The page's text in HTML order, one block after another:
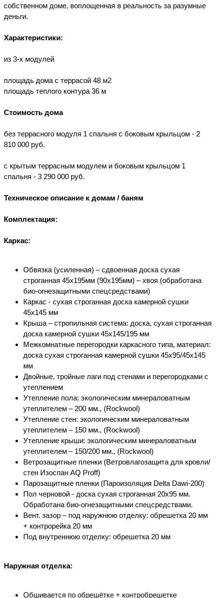
собственном доме, воплощенная в реальность за разумные
деньги.
Характеристики:
из 3-х модулей
площадь дома с террасой 48 м2
площадь теплого контура 36 м
Стоимость дома
без террасного модуля 1 спальня с боковым крыльцом - 2
810 000 руб.
с крытым террасным модулем и боковым крыльцом 1
спальня - 3 290 000 руб.
Техническое описание к домам / баням
Комплектация:
Каркас:
Обвязка (усиленная) – сдвоенная доска сухая
строганная 45х195мм (90х195мм) – хвоя (обработана
био-огнезащитными спецсредствами)
Каркас - сухая строганная доска камерной сушки
45х145 мм
Крыша – стропильная система: доска, сухая строганная
доска камерной сушки 45х145/195 мм
Межкомнатные перегородки каркасного типа, материал:
доска сухая строганная камерной сушки 45х95/45х145
мм
Двойные, тройные лаги под стенами и перегородками с
утеплением
Утепление пола: экологическим минераловатным
утеплителем – 200 мм., (Rockwool)
Утепление стен: экологическим минераловатным
утеплителем – 150 мм., (Rockwool)
Утепление крыши: экологическим минераловатным
утеплителем – 150/200 мм., (Rockwool)
Ветрозащитные пленки (Ветровлагозащита для кровли/
стен Изоспан AQ Proff)
Парозащитные пленки (Пароизоляция Delta Dawi-200)
Пол черновой - доска сухая строганная 20х95 мм.
Обработана био-огнезащитными спецсредствами.
Вент. зазор – под наружнюю отделку: обрешетка 20 мм
+ контрорейка 20 мм
Под внутреннюю отделку: обрешетка 20 мм
Наружная отделка:
Обшивается по обрешётке + контробрешетке